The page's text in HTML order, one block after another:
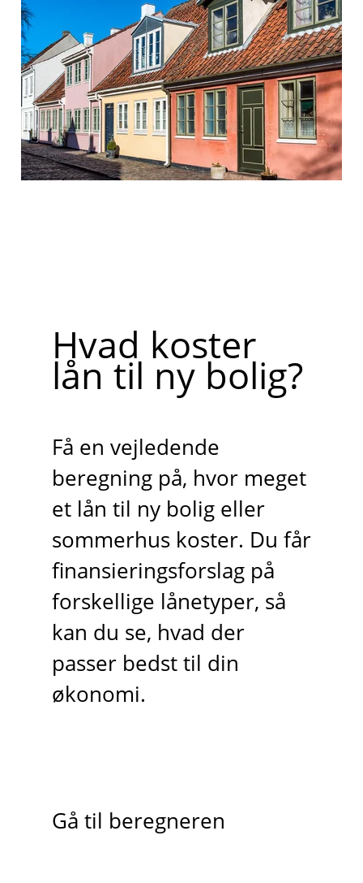
Hvad koster
lån til ny bolig?
Få en vejledende
beregning på, hvor meget
et lån til ny bolig eller
sommerhus koster. Du får
finansieringsforslag på
forskellige lånetyper, så
kan du se, hvad der
passer bedst til din
økonomi.
Gå til beregneren